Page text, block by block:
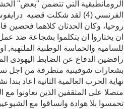
الرومانطيقية التي تتضمن "بعض"
الفرنسي (4) لقد شكلت قضيه
روحيا، وكان الحدثان كلاهما فحصين
ان يختاروا ان يتكلموا بشجاعة ضد
للسامية والحماسة الوطنية الملتهبة,
رافضين الدفاع عن الضابط اليهودى
بشعارات شوفينية متطرفة من اجل
نهاية الحرب العالمية الثانية اعاد
متصلا على المثقفين الذين تعاونوا مع